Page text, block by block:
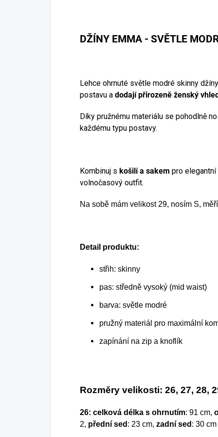
DŽÍNY EMMA - SVĚTLE
Lehce ohrnuté světle modré skinny
postavu a dodají přirozeně ženský
Díky pružnému materiálu se pohodlně
každému typu postavy.
Kombinuj s košilí a sakem pro
volnočasový outfit.
Na sobě mám velikost 29, nosím S,
Detail produktu:
střih: skinny
pas: středně vysoký (mid waist)
barva: světle modré
pružný materiál pro maximální
zapínání na zip a knoflík
Rozměry velikosti: 26, 27, 28,
26: celková délka s ohrnutím: 91 cm,
2, přední sed : 23 cm, zadní sed : 30 cm